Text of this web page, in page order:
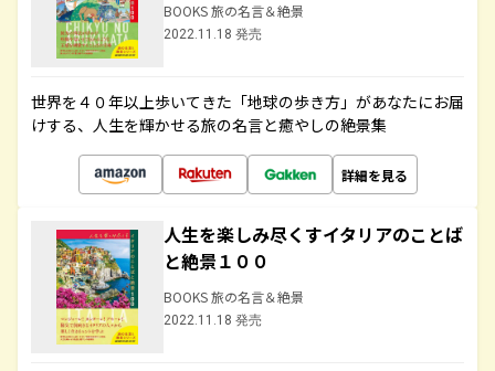
BOOKS 旅の名言＆絶景
2022.11.18 発売
世界を４０年以上歩いてきた「地球の歩き方」があなたにお届
けする、人生を輝かせる旅の名言と癒やしの絶景集
詳細を見る
人生を楽しみ尽くすイタリアのことば
と絶景１００
BOOKS 旅の名言＆絶景
2022.11.18 発売